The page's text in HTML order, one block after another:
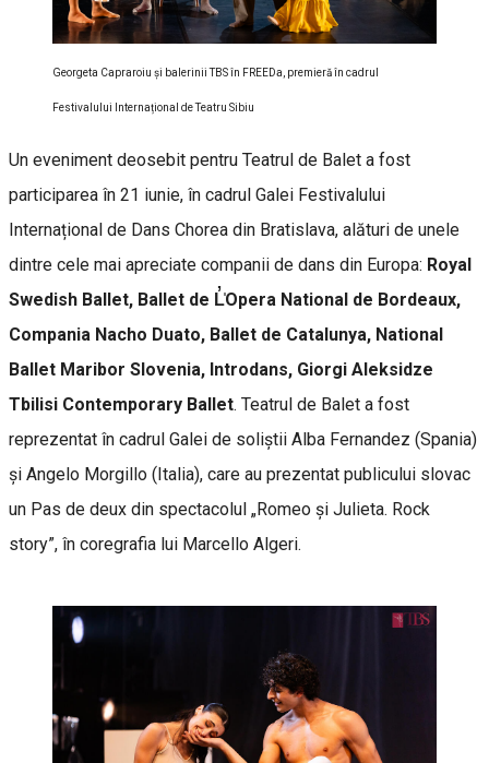
Georgeta Capraroiu și balerinii TBS în FREEDa, premieră în cadrul
Festivalului Internațional de Teatru Sibiu
Un eveniment deosebit pentru Teatrul de Balet a fost
participarea în 21 iunie, în cadrul Galei Festivalului
Internațional de Dans Chorea din Bratislava, alături de unele
dintre cele mai apreciate companii de dans din Europa: Royal
Swedish Ballet, Ballet de L̓̍Opera National de Bordeaux,
Compania Nacho Duato, Ballet de Catalunya, National
Ballet Maribor Slovenia, Introdans, Giorgi Aleksidze
Tbilisi Contemporary Ballet. Teatrul de Balet a fost
reprezentat în cadrul Galei de soliștii Alba Fernandez (Spania)
și Angelo Morgillo (Italia), care au prezentat publicului slovac
un Pas de deux din spectacolul „Romeo și Julieta. Rock
story”, în coregrafia lui Marcello Algeri.